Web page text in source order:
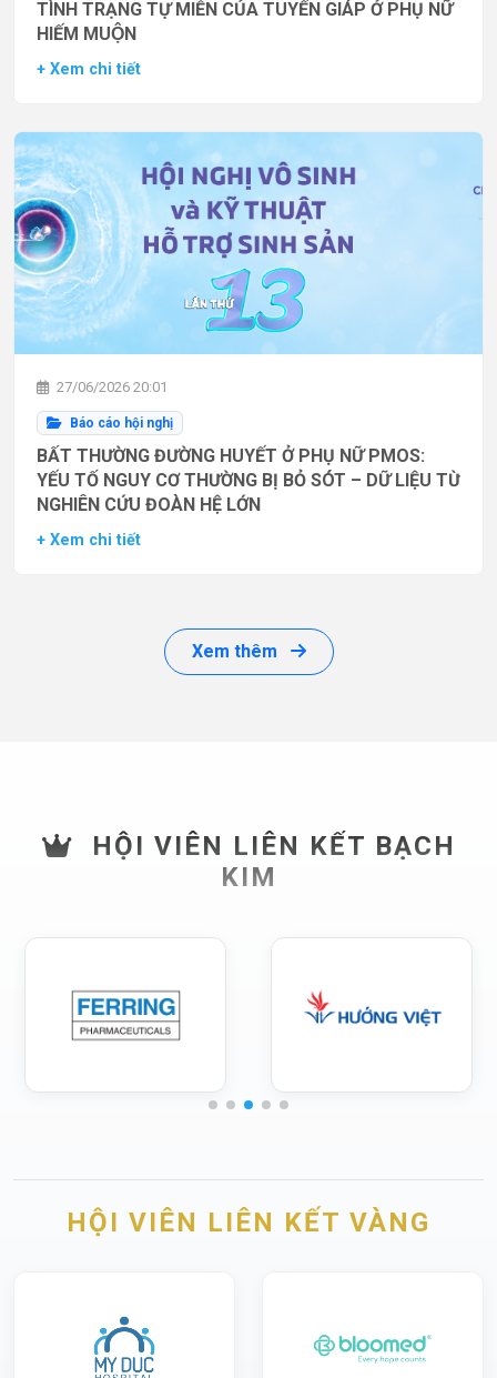
TÌNH TRẠNG TỰ MIỄN CỦA TUYẾN GIÁP Ở PHỤ NỮ
HIẾM MUỘN
+ Xem chi tiết
27/06/2026 20:01
Báo cáo hội nghị
BẤT THƯỜNG ĐƯỜNG HUYẾT Ở PHỤ NỮ PMOS:
YẾU TỐ NGUY CƠ THƯỜNG BỊ BỎ SÓT – DỮ LIỆU TỪ
NGHIÊN CỨU ĐOÀN HỆ LỚN
+ Xem chi tiết
Xem thêm
HỘI VIÊN LIÊN KẾT BẠCH
KIM
HỘI VIÊN LIÊN KẾT VÀNG